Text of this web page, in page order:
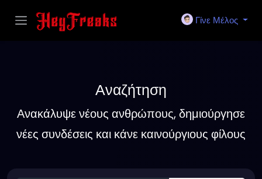
Γίνε Μέλος
Αναζήτηση
Ανακάλυψε νέους ανθρώπους, δημιούργησε
νέες συνδέσεις και κάνε καινούργιους φίλους